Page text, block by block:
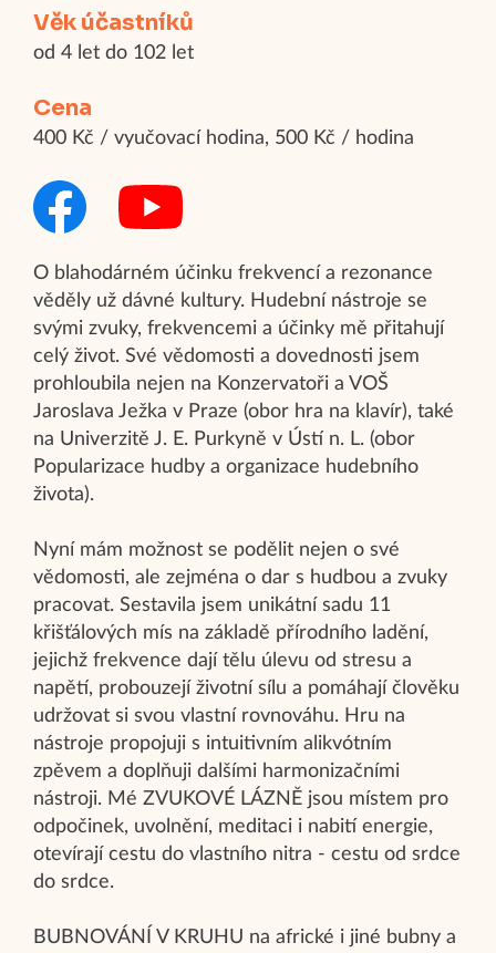
Věk účastníků
od 4 let do 102 let
Cena
400 Kč / vyučovací hodina, 500 Kč / hodina
O blahodárném účinku frekvencí a rezonance
věděly už dávné kultury. Hudební nástroje se
svými zvuky, frekvencemi a účinky mě přitahují
celý život. Své vědomosti a dovednosti jsem
prohloubila nejen na Konzervatoři a VOŠ
Jaroslava Ježka v Praze (obor hra na klavír), také
na Univerzitě J. E. Purkyně v Ústí n. L. (obor
Popularizace hudby a organizace hudebního
života).
Nyní mám možnost se podělit nejen o své
vědomosti, ale zejména o dar s hudbou a zvuky
pracovat. Sestavila jsem unikátní sadu 11
křišťálových mís na základě přírodního ladění,
jejichž frekvence dají tělu úlevu od stresu a
napětí, probouzejí životní sílu a pomáhají člověku
udržovat si svou vlastní rovnováhu. Hru na
nástroje propojuji s intuitivním alikvótním
zpěvem a doplňuji dalšími harmonizačními
nástroji. Mé ZVUKOVÉ LÁZNĚ jsou místem pro
odpočinek, uvolnění, meditaci i nabití energie,
otevírají cestu do vlastního nitra - cestu od srdce
do srdce.
BUBNOVÁNÍ V KRUHU na africké i jiné bubny a